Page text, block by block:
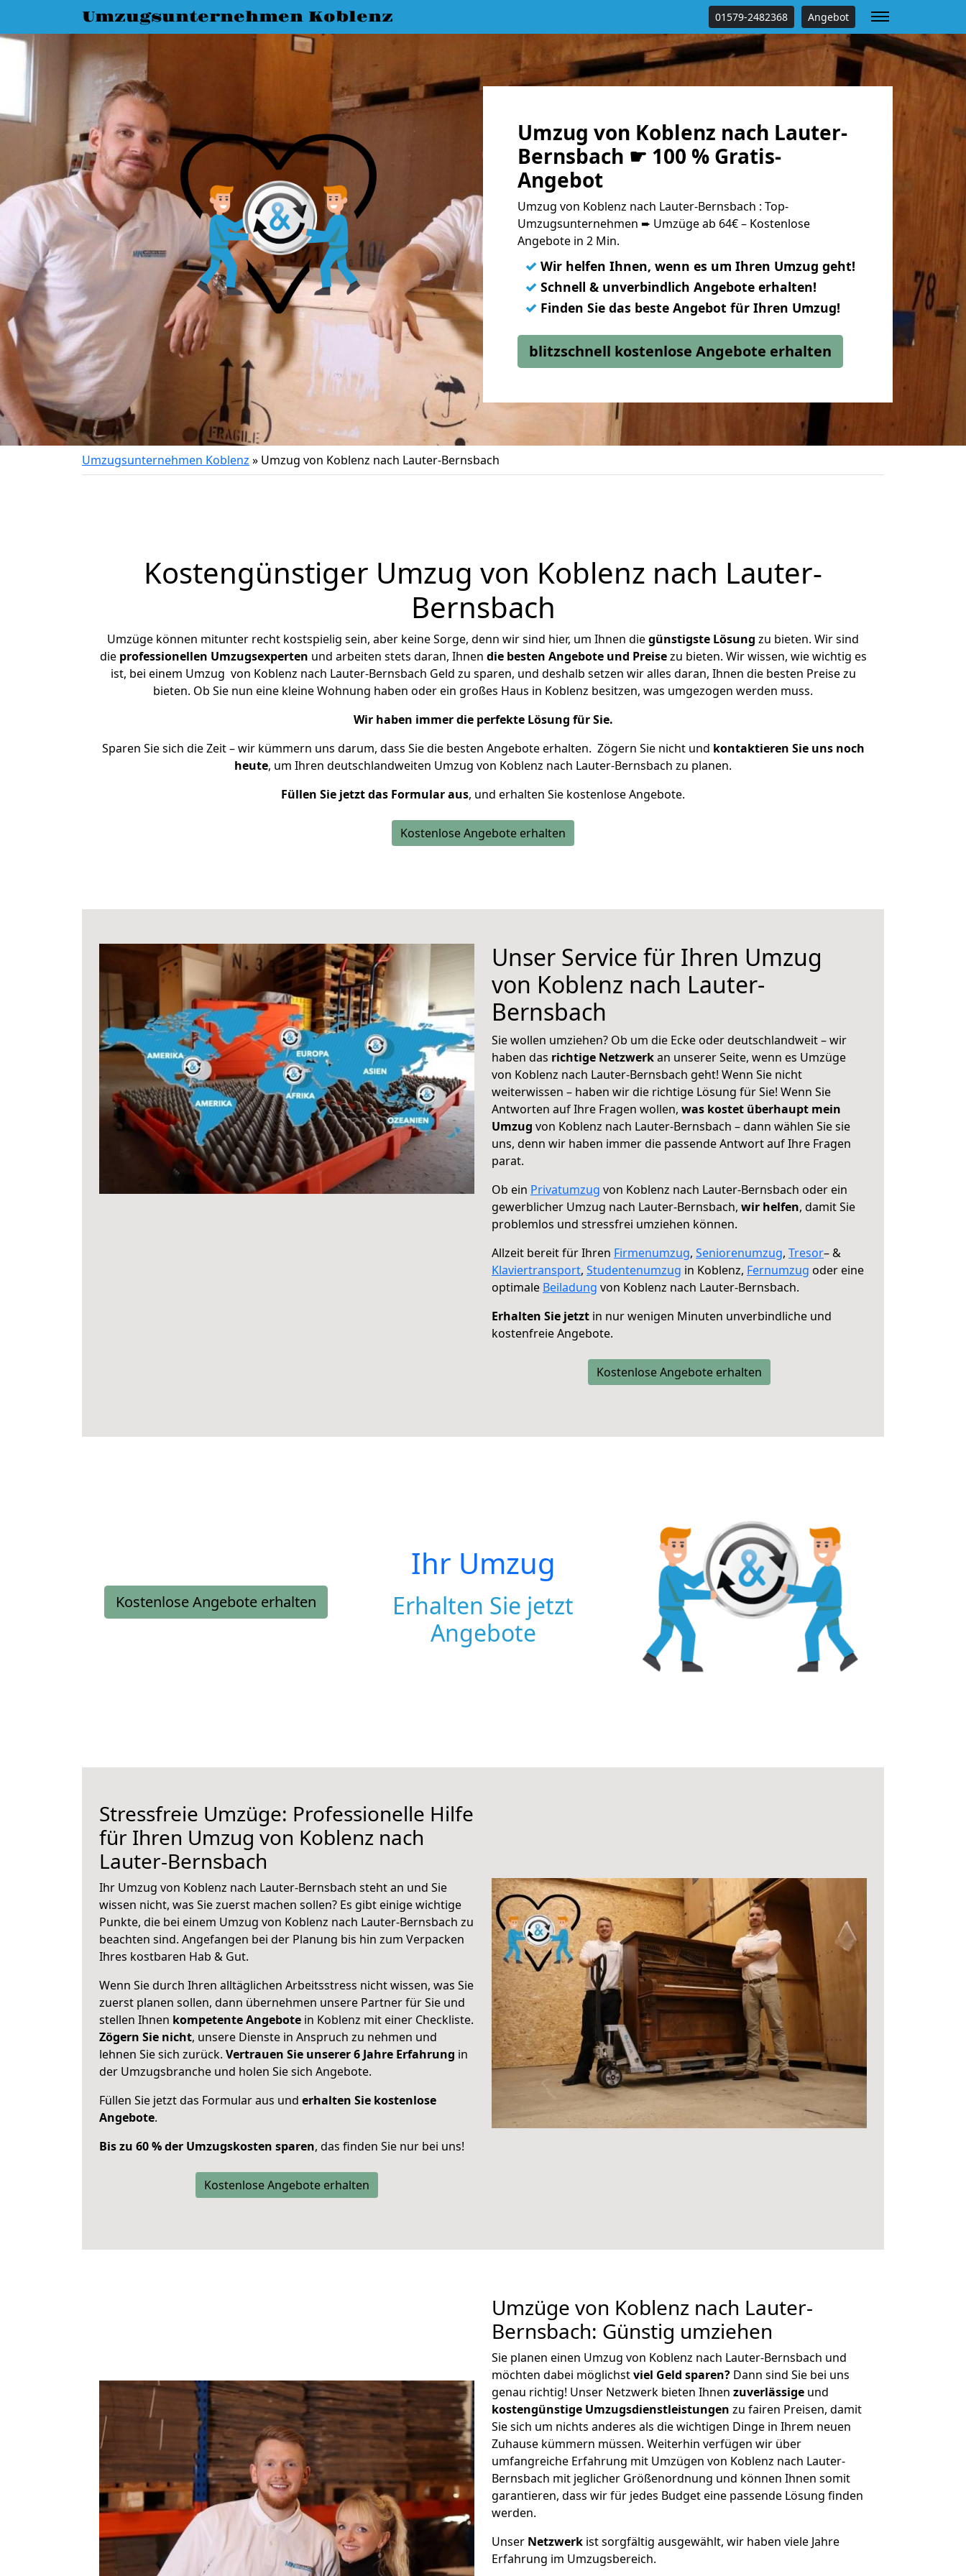
Umzugsunternehmen Koblenz 01579-2482368 Angebot
Umzug von Koblenz nach Lauter-
Bernsbach ☛ 100 % Gratis-
Angebot
Umzug von Koblenz nach Lauter-Bernsbach : Top-
Umzugsunternehmen ➨ Umzüge ab 64€ – Kostenlose
Angebote in 2 Min.
✓ Wir helfen Ihnen, wenn es um Ihren Umzug geht!
✓ Schnell & unverbindlich Angebote erhalten!
✓ Finden Sie das beste Angebot für Ihren Umzug!
blitzschnell kostenlose Angebote erhalten
Umzugsunternehmen Koblenz » Umzug von Koblenz nach Lauter-Bernsbach
Kostengünstiger Umzug von Koblenz nach Lauter-
Bernsbach
Umzüge können mitunter recht kostspielig sein, aber keine Sorge, denn wir sind hier, um Ihnen diegünstigste Lösung zu bieten. Wir sind
die professionellen Umzugsexperten und arbeiten stets daran, Ihnen die besten Angebote und Preisezu bieten. Wir wissen, wie wichtig es
ist, bei einem Umzug von Koblenz nach Lauter-Bernsbach Geld zu sparen, und deshalb setzen wir alles daran, Ihnen die besten Preise zu
bieten. Ob Sie nun eine kleine Wohnung haben oder ein großes Haus in Koblenz besitzen, was umgezogen werden muss.
Wir haben immer die perfekte Lösung für Sie.
Sparen Sie sich die Zeit – wir kümmern uns darum, dass Sie die besten Angebote erhalten. Zögern Sie nicht und kontaktieren Sie uns noch
heute, um Ihren deutschlandweiten Umzug von Koblenz nach Lauter-Bernsbach zu planen.
Füllen Sie jetzt das Formular aus, und erhalten Sie kostenlose Angebote.
Kostenlose Angebote erhalten
Unser Service für Ihren Umzug
von Koblenz nach Lauter-
Bernsbach
Sie wollen umziehen? Ob um die Ecke oder deutschlandweit – wir
haben das richtige Netzwerkan unserer Seite, wenn es Umzüge
von Koblenz nach Lauter-Bernsbach geht! Wenn Sie nicht
weiterwissen – haben wir die richtige Lösung für Sie! Wenn Sie
Antworten auf Ihre Fragen wollen, was kostet überhaupt mein
Umzug von Koblenz nach Lauter-Bernsbach – dann wählen Sie sie
uns, denn wir haben immer die passende Antwort auf Ihre Fragen
parat.
Ob ein Privatumzug von Koblenz nach Lauter-Bernsbach oder ein
gewerblicher Umzug nach Lauter-Bernsbach, wir helfen, damit Sie
problemlos und stressfrei umziehen können.
Allzeit bereit für Ihren Firmenumzug, Seniorenumzug, Tresor– &
Klaviertransport, Studentenumzug in Koblenz, Fernumzug oder eine
optimale Beiladung von Koblenz nach Lauter-Bernsbach.
Erhalten Sie jetzt in nur wenigen Minuten unverbindliche und
kostenfreie Angebote.
Kostenlose Angebote erhalten
Kostenlose Angebote erhalten
Ihr Umzug
Erhalten Sie jetzt
Angebote
Stressfreie Umzüge: Professionelle Hilfe
für Ihren Umzug von Koblenz nach
Lauter-Bernsbach
Ihr Umzug von Koblenz nach Lauter-Bernsbach steht an und Sie
wissen nicht, was Sie zuerst machen sollen? Es gibt einige wichtige
Punkte, die bei einem Umzug von Koblenz nach Lauter-Bernsbach zu
beachten sind. Angefangen bei der Planung bis hin zum Verpacken
Ihres kostbaren Hab & Gut.
Wenn Sie durch Ihren alltäglichen Arbeitsstress nicht wissen, was Sie
zuerst planen sollen, dann übernehmen unsere Partner für Sie und
stellen Ihnen kompetente Angebote in Koblenz mit einer Checkliste.
Zögern Sie nicht, unsere Dienste in Anspruch zu nehmen und
lehnen Sie sich zurück. Vertrauen Sie unserer 6 Jahre Erfahrung in
der Umzugsbranche und holen Sie sich Angebote.
Füllen Sie jetzt das Formular aus und erhalten Sie kostenlose
Angebote.
Bis zu 60 % der Umzugskosten sparen, das finden Sie nur bei uns!
Kostenlose Angebote erhalten
Umzüge von Koblenz nach Lauter-
Bernsbach: Günstig umziehen
Sie planen einen Umzug von Koblenz nach Lauter-Bernsbach und
möchten dabei möglichstviel Geld sparen? Dann sind Sie bei uns
genau richtig! Unser Netzwerk bieten Ihnen zuverlässige und
kostengünstige Umzugsdienstleistungen zu fairen Preisen, damit
Sie sich um nichts anderes als die wichtigen Dinge in Ihrem neuen
Zuhause kümmern müssen. Weiterhin verfügen wir über
umfangreiche Erfahrung mit Umzügen von Koblenz nach Lauter-
Bernsbach mit jeglicher Größenordnung und können Ihnen somit
garantieren, dass wir für jedes Budget eine passende Lösung finden
werden.
Unser Netzwerk ist sorgfältig ausgewählt, wir haben viele Jahre
Erfahrung im Umzugsbereich.